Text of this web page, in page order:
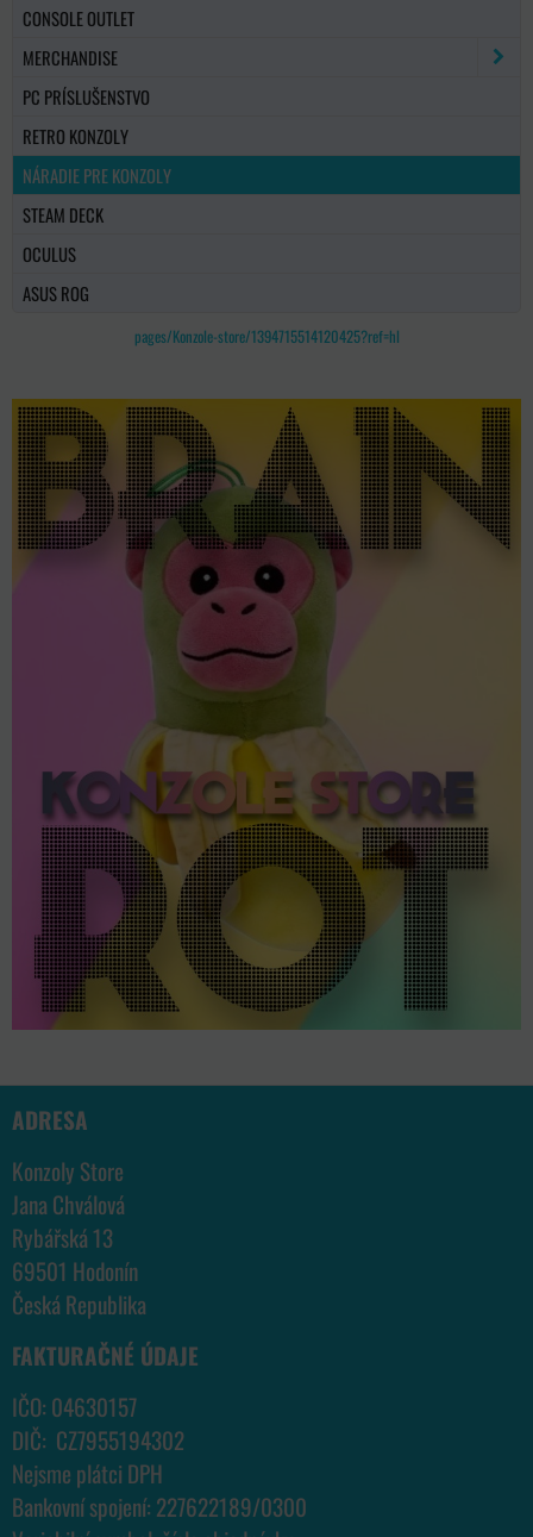
CONSOLE OUTLET
MERCHANDISE
PC PRÍSLUŠENSTVO
RETRO KONZOLY
NÁRADIE PRE KONZOLY
STEAM DECK
OCULUS
ASUS ROG
pages/Konzole-store/1394715514120425?ref=hl
ADRESA
Konzoly Store
Jana Chválová
Rybářská 13
69501 Hodonín
Česká Republika
FAKTURAČNÉ ÚDAJE
IČO: 04630157
DIČ: CZ7955194302
Nejsme plátci DPH
Bankovní spojení: 227622189/0300